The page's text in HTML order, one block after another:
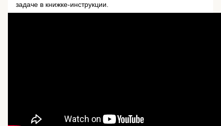
задаче в книжке-инструкции.